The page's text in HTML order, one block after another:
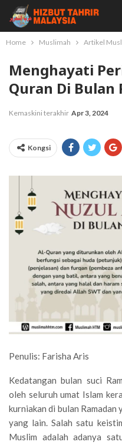
Home Muslimah Artikel
Menghayati
Quran Di Bulan
Kemaskini terakhir Apr 3, 2024
Kongsi
Penulis: Farisha Aris
Kedatangan bulan suci
oleh seluruh umat Islam
kurniakan di bulan
yang lain. Salah satu
Muslim adalah adanya